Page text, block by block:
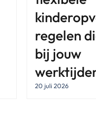
regelen
bij jouw
20 juli 2026